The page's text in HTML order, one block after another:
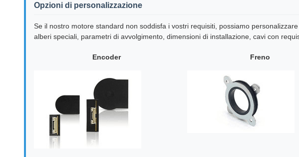
Opzioni di personalizzazione
Se il nostro motore standard non soddisfa i vostri requisiti, possiamo
alberi speciali, parametri di avvolgimento, dimensioni di installazione, cavi con
Encoder Freno